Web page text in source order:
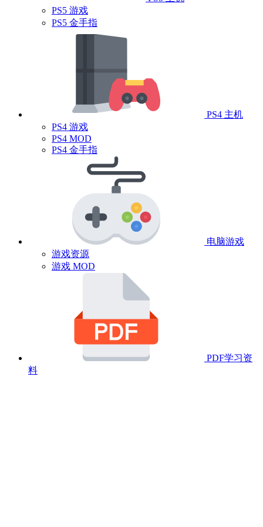
PS5 游戏
PS5 金手指
PS4 主机
PS4 游戏
PS4 MOD
PS4 金手指
电脑游戏
游戏资源
游戏 MOD
PDF学习资
料